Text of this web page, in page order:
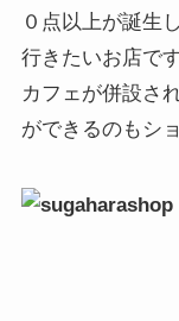
０点以上が誕生
行きたいお店です
カフェが併設さ
ができるのもシ